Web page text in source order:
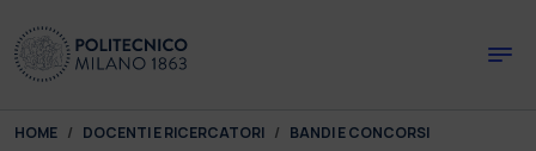
You are here:
HOME DOCENTI E RICERCATORI
BANDI E CONCORSI